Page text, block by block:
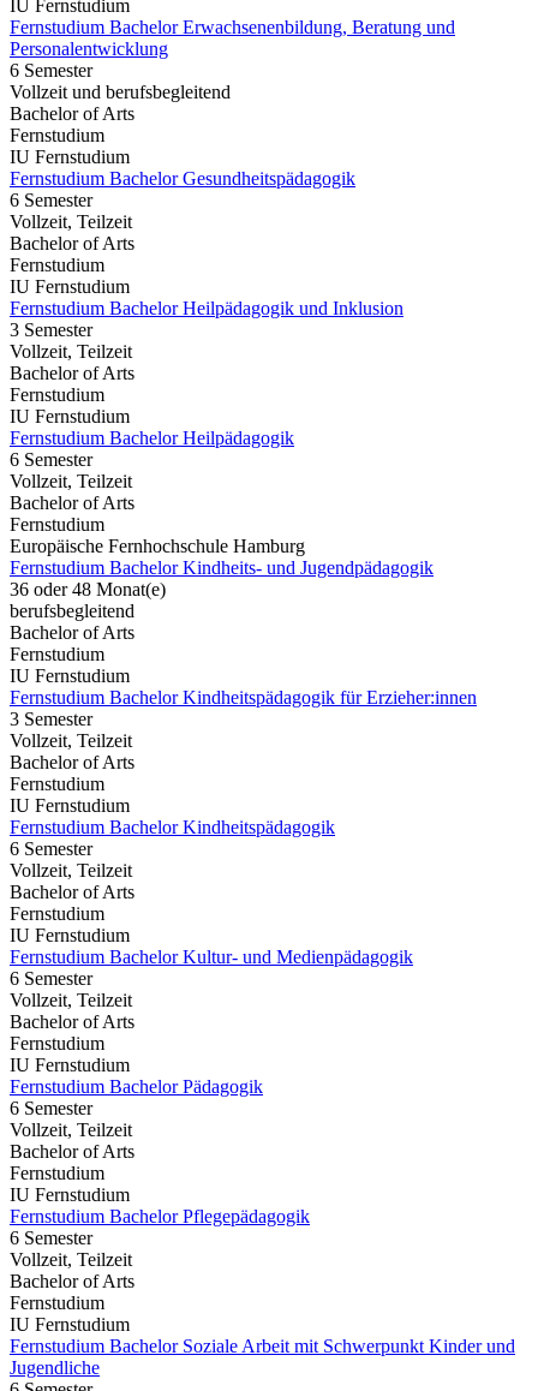
IU Fernstudium
Fernstudium Bachelor Erwachsenenbildung, Beratung und
Personalentwicklung
6 Semester
Vollzeit und berufsbegleitend
Bachelor of Arts
Fernstudium
IU Fernstudium
Fernstudium Bachelor Gesundheitspädagogik
6 Semester
Vollzeit, Teilzeit
Bachelor of Arts
Fernstudium
IU Fernstudium
Fernstudium Bachelor Heilpädagogik und Inklusion
3 Semester
Vollzeit, Teilzeit
Bachelor of Arts
Fernstudium
IU Fernstudium
Fernstudium Bachelor Heilpädagogik
6 Semester
Vollzeit, Teilzeit
Bachelor of Arts
Fernstudium
Europäische Fernhochschule Hamburg
Fernstudium Bachelor Kindheits- und Jugendpädagogik
36 oder 48 Monat(e)
berufsbegleitend
Bachelor of Arts
Fernstudium
IU Fernstudium
Fernstudium Bachelor Kindheitspädagogik für Erzieher:innen
3 Semester
Vollzeit, Teilzeit
Bachelor of Arts
Fernstudium
IU Fernstudium
Fernstudium Bachelor Kindheitspädagogik
6 Semester
Vollzeit, Teilzeit
Bachelor of Arts
Fernstudium
IU Fernstudium
Fernstudium Bachelor Kultur- und Medienpädagogik
6 Semester
Vollzeit, Teilzeit
Bachelor of Arts
Fernstudium
IU Fernstudium
Fernstudium Bachelor Pädagogik
6 Semester
Vollzeit, Teilzeit
Bachelor of Arts
Fernstudium
IU Fernstudium
Fernstudium Bachelor Pflegepädagogik
6 Semester
Vollzeit, Teilzeit
Bachelor of Arts
Fernstudium
IU Fernstudium
Fernstudium Bachelor Soziale Arbeit mit Schwerpunkt Kinder und
Jugendliche